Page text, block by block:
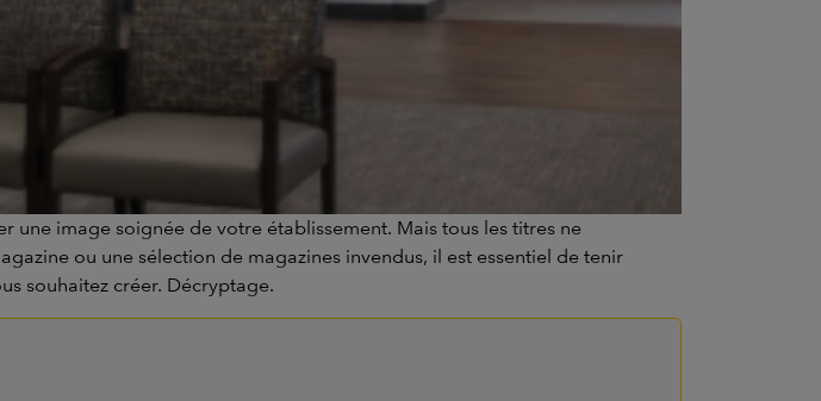
image soignée de votre établissement. Mais tous les titres ne
ou une sélection de magazines invendus, il est essentiel de tenir
souhaitez créer. Décryptage.